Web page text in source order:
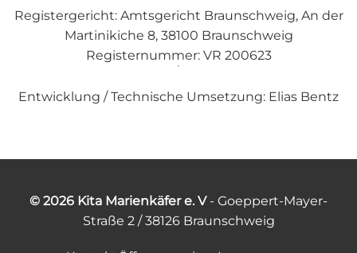
Registergericht: Amtsgericht Braunschweig, An der
Martinikiche 8, 38100 Braunschweig
Registernummer: VR 200623
Entwicklung / Technische Umsetzung: Elias Bentz
© 2026 Kita Marienkäfer e. V- Goeppert-Mayer-
Straße 2 / 38126 Braunschweig